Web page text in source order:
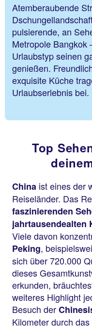
Atemberaubende
pulsierende, an
Metropole Bangkok
Urlaubstyp seinen
genießen.
exquisite Küche
Urlaubserlebnis bei.
Top
China ist eines der
Reiseländer. Das
faszinierenden
jahrtausendealten
Viele davon
Peking,
sich über 720.000
dieses
erkunden,
weiteres Highlight
Besuch der
Kilometer durch